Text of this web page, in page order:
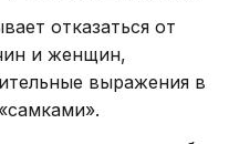
отказаться от
и женщин,
выражения в